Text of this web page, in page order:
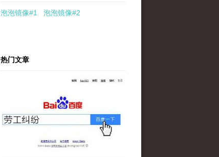
泡泡镜像#1 泡泡镜像#2
热门文章